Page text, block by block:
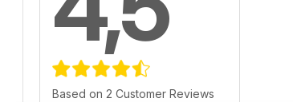
Based on 2 Customer Reviews